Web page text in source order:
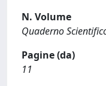
N. Volume
Quaderno
Pagine (da)
11